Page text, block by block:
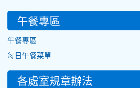
午餐專區
午餐專區
每日午餐菜單
各處室規章辦法